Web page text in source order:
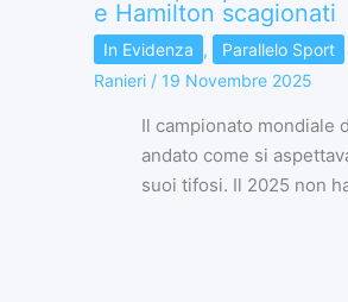
e Hamilton scagionati
In Evidenza , Parallelo Sport
Ranieri / 19 Novembre 2025
Il campionato mondiale
andato come si
suoi tifosi. Il 2025 non